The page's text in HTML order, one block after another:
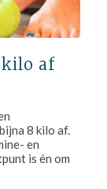
kilo af
8 kilo af.
en
is én om